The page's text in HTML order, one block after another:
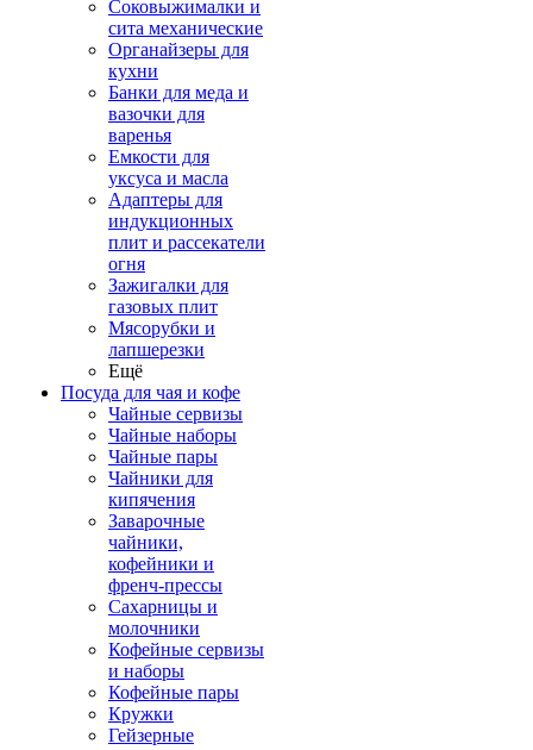
Соковыжималки и
сита механические
Органайзеры для
кухни
Банки для меда и
вазочки для
варенья
Емкости для
уксуса и масла
Адаптеры для
индукционных
плит и рассекатели
огня
Зажигалки для
газовых плит
Мясорубки и
лапшерезки
Ещё
Посуда для чая и кофе
Чайные сервизы
Чайные наборы
Чайные пары
Чайники для
кипячения
Заварочные
чайники,
кофейники и
френч-прессы
Сахарницы и
молочники
Кофейные сервизы
и наборы
Кофейные пары
Кружки
Гейзерные